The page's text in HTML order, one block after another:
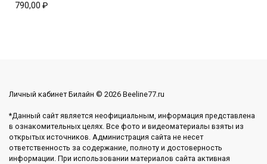
790,00 ₽
Личный кабинет Билайн © 2026 Beeline77.ru
*Данный сайт является неофициальным, информация представлена
в ознакомительных целях. Все фото и видеоматериалы взяты из
открытых источников. Администрация сайта не несет
ответственность за содержание, полноту и достоверность
информации. При использовании материалов сайта активная